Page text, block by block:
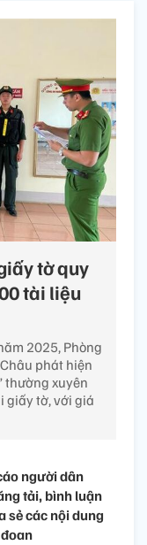
tờ quy
tài liệu
2025, Phòng
phát hiện
thường xuyên
giấy tờ, với giá
người dân
tải, bình luận
sẻ các nội dung